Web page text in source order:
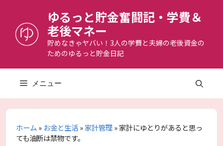
へ
ゆるっと貯金奮闘記・学費＆
老後マネー
貯めなきゃヤバい！3人の学費と夫婦の老後資金の
ためのゆるっと貯金日記
メニュー
ホーム» お金と生活»家計管理»家計にゆとりがあると思っ
ても油断は禁物です。